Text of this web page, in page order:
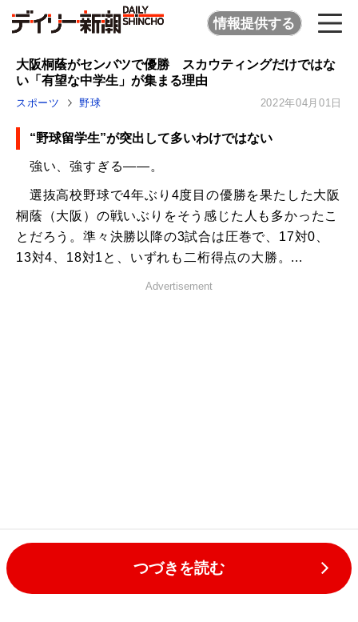
情報提供する
大阪桐蔭がセンバツで優勝 スカウティングだけではな
い「有望な中学生」が集まる理由
スポーツ 野球 2022年04月01日
“野球留学生”が突出して多いわけではない
強い、強すぎる――。
選抜高校野球で4年ぶり4度目の優勝を果たした大阪
桐蔭（大阪）の戦いぶりをそう感じた人も多かったこ
とだろう。準々決勝以降の3試合は圧巻で、17対0、
13対4、18対1と、いずれも二桁得点の大勝。...
Advertisement
つづきを読む